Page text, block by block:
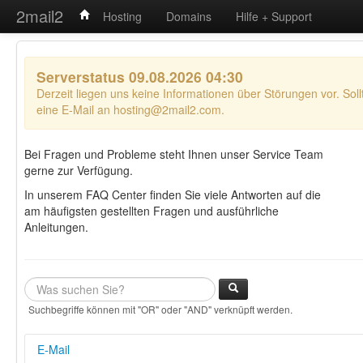
2mail2 Hosting Domains Hilfe + Support
Serverstatus 09.08.2026 04:30
Derzeit liegen uns keine Informationen über Störungen vor.
eine E-Mail an hosting@2mail2.com.
Bei Fragen und Probleme steht Ihnen unser Service Team
gerne zur Verfügung.
In unserem FAQ Center finden Sie viele Antworten auf die
am häufigsten gestellten Fragen und ausführliche
Anleitungen.
Suchbegriffe können mit "OR" oder "AND" verknüpft werden.
E-Mail